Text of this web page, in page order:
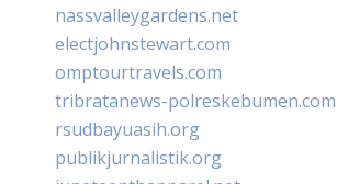
nassvalleygardens.net
electjohnstewart.com
omptourtravels.com
tribratanews-polreskebumen.com
rsudbayuasih.org
publikjurnalistik.org